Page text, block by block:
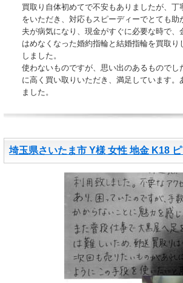
買取り自体初めてで不安もありましたが、丁
をいただき、対応もスピーディーでとても助
夫が病気になり、現金がすぐに必要な時で、
はめなくなった婚約指輪と結婚指輪を買取り
しました。
使わないものですが、思い出のあるものでし
に高く買い取りいただき、満足しています。
ました。
埼玉県さいたま市 Y様 女性 地金 K18